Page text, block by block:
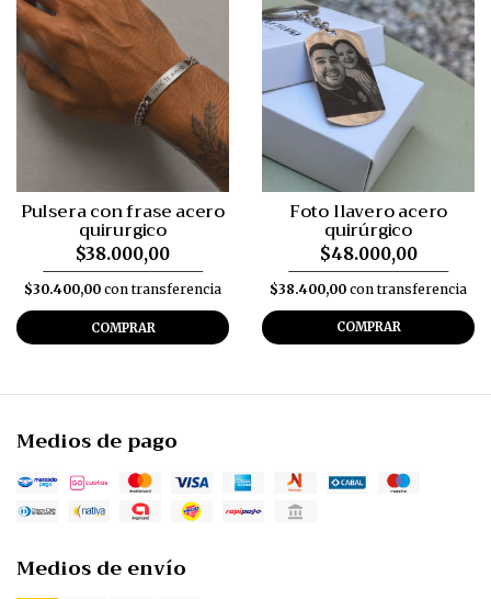
Pulsera con frase acero
quirurgico
$38.000,00
$30.400,00 con transferencia
COMPRAR
Foto llavero acero
quirúrgico
$48.000,00
$38.400,00 con transferencia
COMPRAR
Medios de pago
Medios de envío